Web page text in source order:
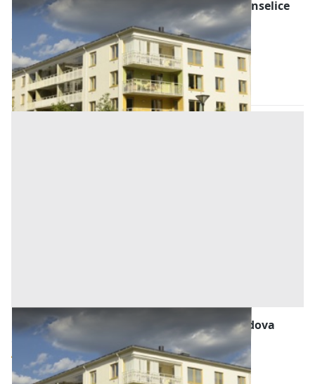
Abitazione di Tipo Economico all'asta a Monselice
Monselice (Padova)
Offerta minima
338.000 €
Codice asta: 65887ce2
13/10/2026
Abitazione di Tipo Economico all'asta a Padova
Monselice (Padova)
Offerta minima
44.961,33 € 59.948,44 €